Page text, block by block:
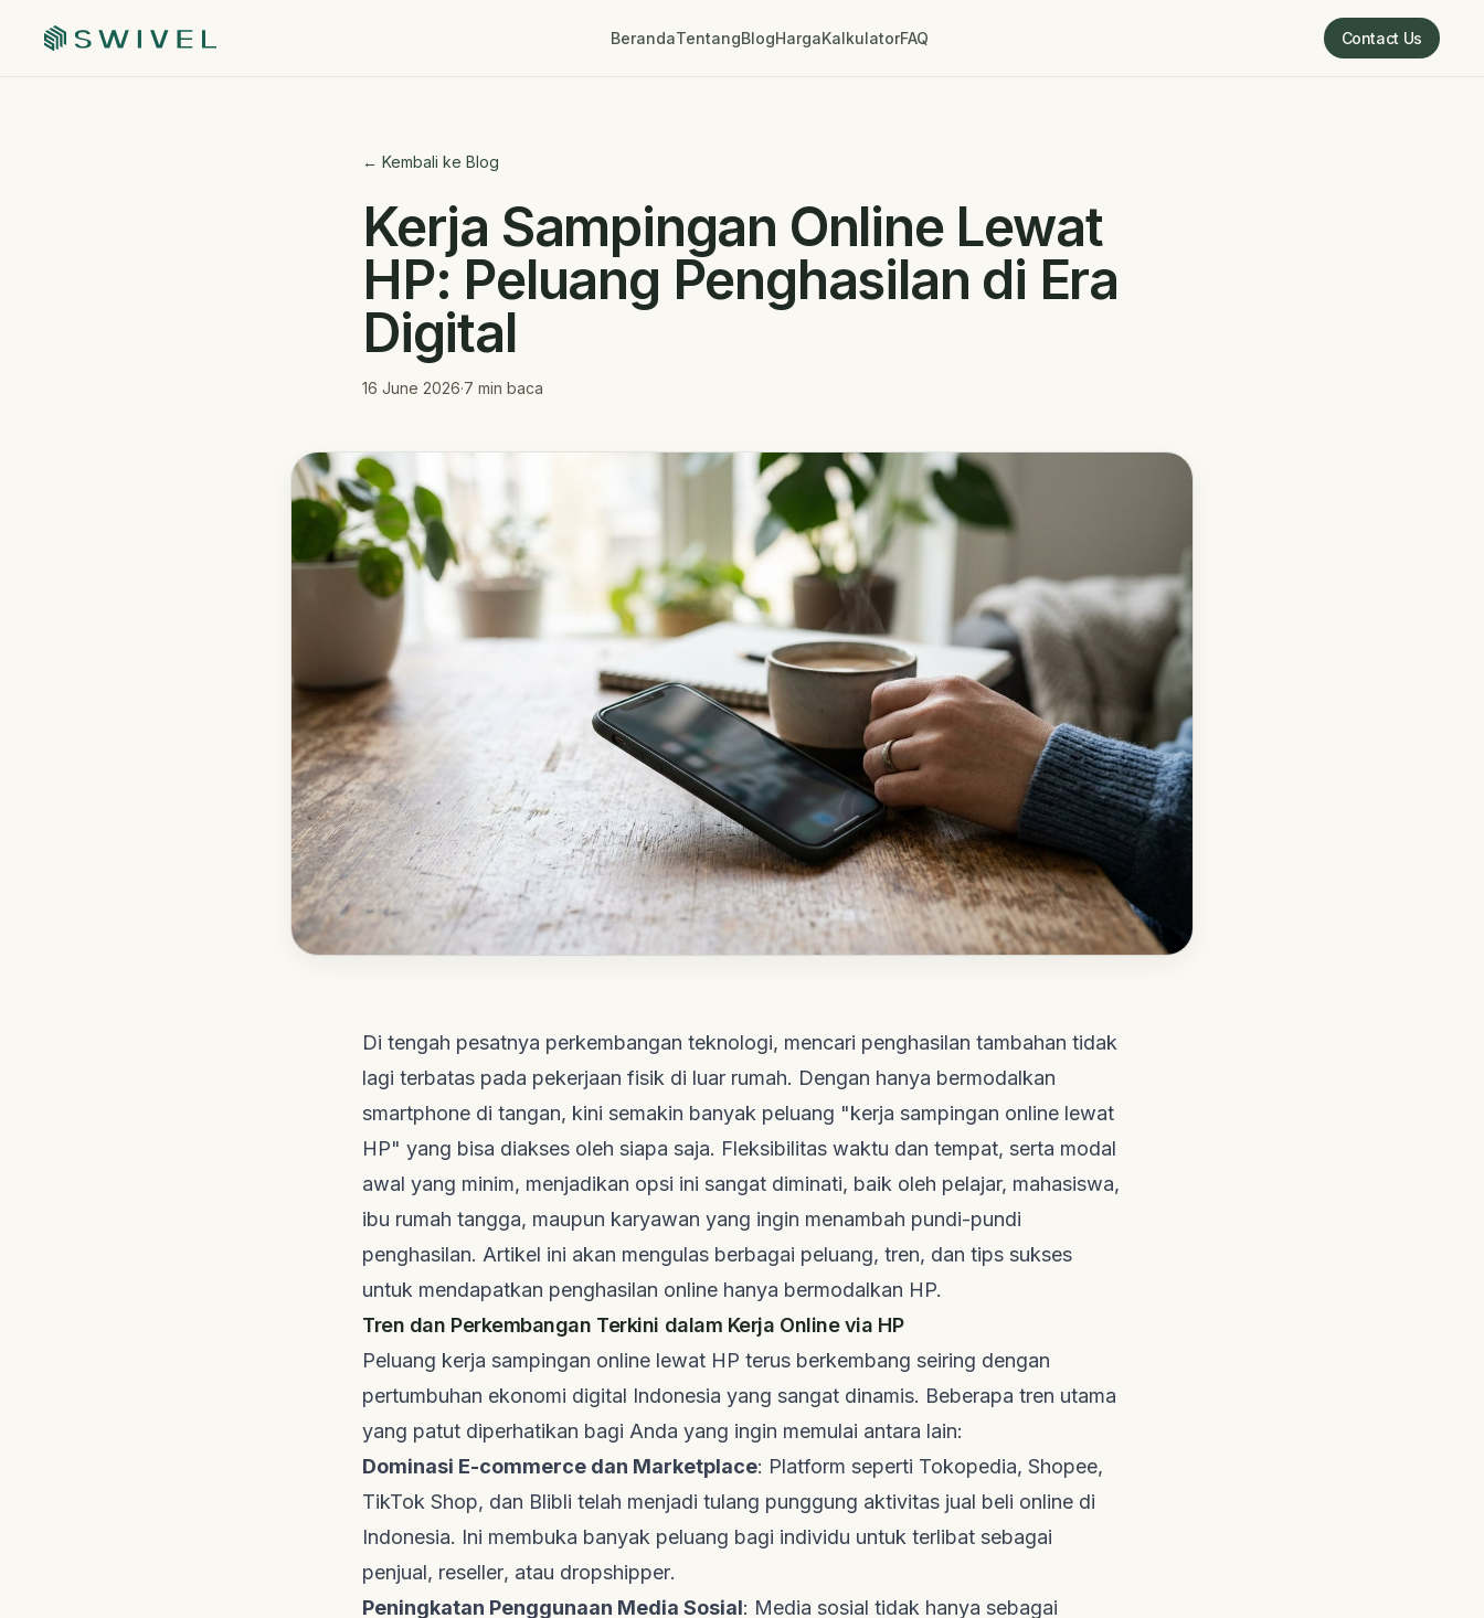
BerandaTentangBlogHargaKalkulatorFAQ
Contact Us
Contact Us
← Kembali ke Blog
Kerja Sampingan Online Lewat
HP: Peluang Penghasilan di Era
Digital
16 June 2026·7 min baca
Di tengah pesatnya perkembangan teknologi, mencari penghasilan tambahan tidak
lagi terbatas pada pekerjaan fisik di luar rumah. Dengan hanya bermodalkan
smartphone di tangan, kini semakin banyak peluang "kerja sampingan online lewat
HP" yang bisa diakses oleh siapa saja. Fleksibilitas waktu dan tempat, serta modal
awal yang minim, menjadikan opsi ini sangat diminati, baik oleh pelajar, mahasiswa,
ibu rumah tangga, maupun karyawan yang ingin menambah pundi-pundi
penghasilan. Artikel ini akan mengulas berbagai peluang, tren, dan tips sukses
untuk mendapatkan penghasilan online hanya bermodalkan HP.
Tren dan Perkembangan Terkini dalam Kerja Online via HP
Peluang kerja sampingan online lewat HP terus berkembang seiring dengan
pertumbuhan ekonomi digital Indonesia yang sangat dinamis. Beberapa tren utama
yang patut diperhatikan bagi Anda yang ingin memulai antara lain:
Dominasi E-commerce dan Marketplace: Platform seperti Tokopedia, Shopee,
TikTok Shop, dan Blibli telah menjadi tulang punggung aktivitas jual beli online di
Indonesia. Ini membuka banyak peluang bagi individu untuk terlibat sebagai
penjual, reseller, atau dropshipper.
Peningkatan Penggunaan Media Sosial: Media sosial tidak hanya sebagai